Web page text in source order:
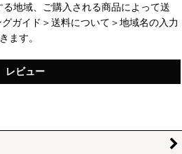
地域、ご購入される商品によって送
ガイド＞送料について＞地域名の入力
ます。
レビュー